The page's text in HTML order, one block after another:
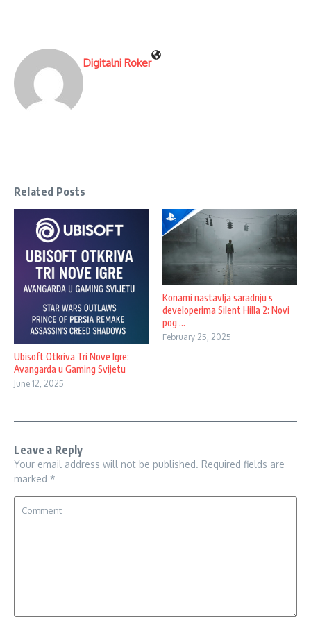
Digitalni Roker
Related Posts
Ubisoft Otkriva Tri Nove Igre:
Avangarda u Gaming Svijetu
June 12, 2025
Konami nastavlja saradnju s
developerima Silent Hilla 2: Novi
pog ...
February 25, 2025
Leave a Reply
Your email address will not be published. Required fields are
marked *